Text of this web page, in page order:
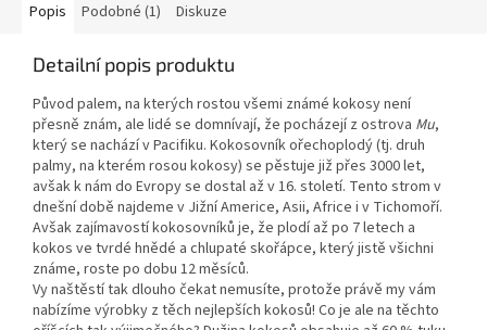
Popis Podobné (1) Diskuze
Detailní popis produktu
Původ palem, na kterých rostou všemi známé kokosy není
přesně znám, ale lidé se domnívají, že pocházejí z ostrova Mu,
který se nachází v Pacifiku. Kokosovník ořechoplodý (tj. druh
palmy, na kterém rosou kokosy) se pěstuje již přes 3000 let,
avšak k nám do Evropy se dostal až v 16. století. Tento strom v
dnešní době najdeme v Jižní Americe, Asii, Africe i v Tichomoří.
Avšak zajímavostí kokosovníků je, že plodí až po 7 letech a
kokos ve tvrdé hnědé a chlupaté skořápce, který jistě všichni
známe, roste po dobu 12 měsíců.
Vy naštěstí tak dlouho čekat nemusíte, protože právě my vám
nabízíme výrobky z těch nejlepších kokosů! Co je ale na těchto